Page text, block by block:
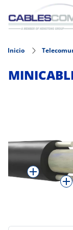
Pasar al contenido
Inicio